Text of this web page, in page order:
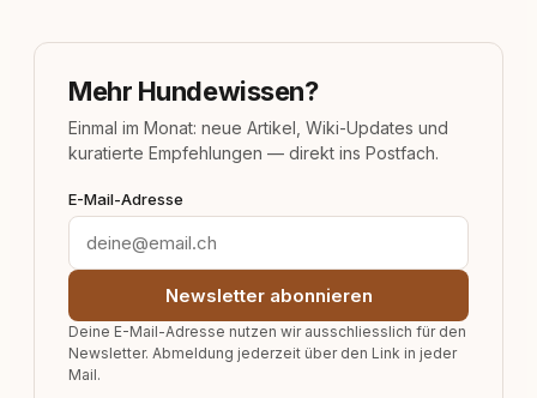
Mehr Hundewissen?
Einmal im Monat: neue Artikel, Wiki-Updates und
kuratierte Empfehlungen — direkt ins Postfach.
E-Mail-Adresse
Newsletter abonnieren
Deine E-Mail-Adresse nutzen wir ausschliesslich für den
Newsletter. Abmeldung jederzeit über den Link in jeder
Mail.